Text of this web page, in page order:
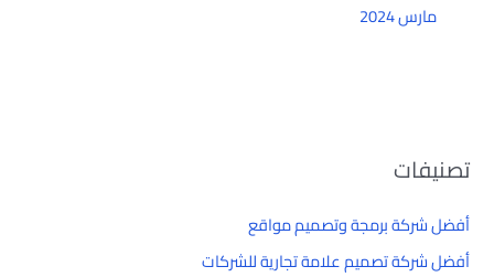
مارس 2024
تصنيفات
أفضل شركة برمجة وتصميم مواقع
أفضل شركة تصميم علامة تجارية للشركات